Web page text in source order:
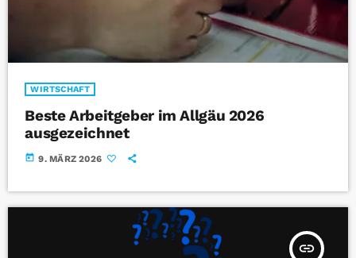
WIRTSCHAFT
Beste Arbeitgeber im Allgäu 2026
ausgezeichnet
today 9. MÄRZ 2026
insert_link